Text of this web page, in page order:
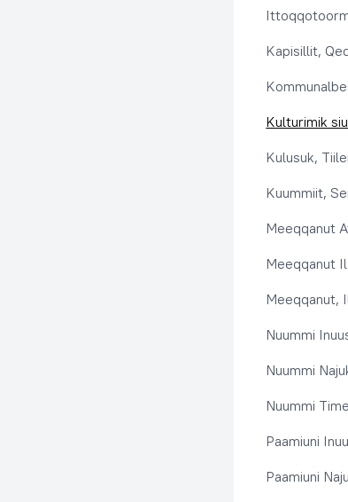
Kapisillit,
Kulturimik
Kulusuk,
Kuummiit,
Meeqqanut
Meeqqanut
Meeqqanut,
Nuummi
Nuummi
Nuummi
Paamiuni
Paamiuni